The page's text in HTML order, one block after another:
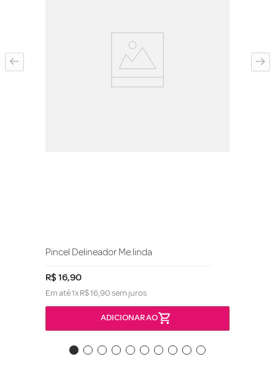
Pincel Delineador Me.linda
R$16,90
Em até1xR$16,90sem juros
ADICIONAR AO